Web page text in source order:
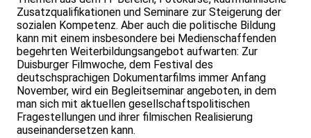
Zusatzqualifikationen und Seminare zur Steigerung der
sozialen Kompetenz. Aber auch die politische Bildung
kann mit einem insbesondere bei Medienschaffenden
begehrten Weiterbildungsangebot aufwarten: Zur
Duisburger Filmwoche, dem Festival des
deutschsprachigen Dokumentarfilms immer Anfang
November, wird ein Begleitseminar angeboten, in dem
man sich mit aktuellen gesellschaftspolitischen
Fragestellungen und ihrer filmischen Realisierung
auseinandersetzen kann.